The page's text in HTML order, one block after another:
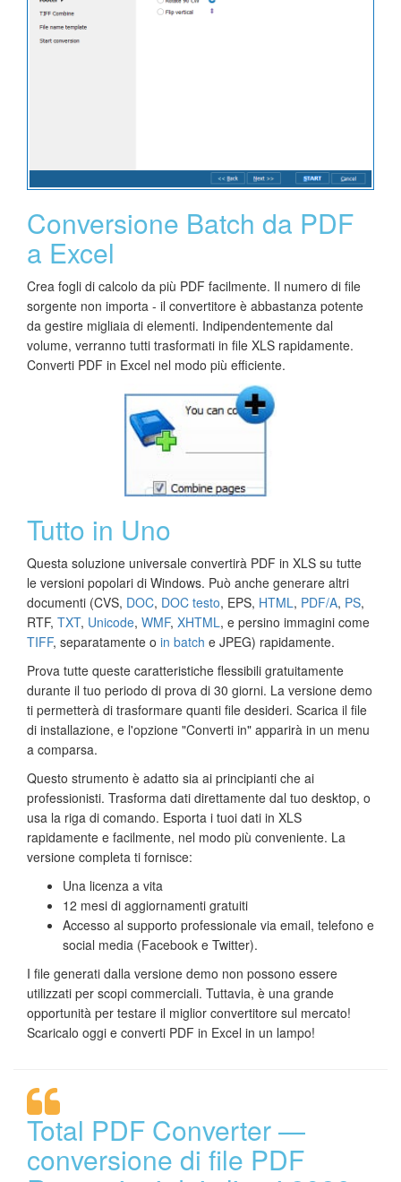
Conversione Batch da PDF
a Excel
Crea fogli di calcolo da più PDF facilmente. Il numero di file
sorgente non importa - il convertitore è abbastanza potente
da gestire migliaia di elementi. Indipendentemente dal
volume, verranno tutti trasformati in file XLS rapidamente.
Converti PDF in Excel nel modo più efficiente.
Tutto in Uno
Questa soluzione universale convertirà PDF in XLS su tutte
le versioni popolari di Windows. Può anche generare altri
documenti (CVS, DOC, DOC testo, EPS, HTML, PDF/A, PS,
RTF, TXT, Unicode, WMF, XHTML, e persino immagini come
TIFF, separatamente o in batch e JPEG) rapidamente.
Prova tutte queste caratteristiche flessibili gratuitamente
durante il tuo periodo di prova di 30 giorni. La versione demo
ti permetterà di trasformare quanti file desideri. Scarica il file
di installazione, e l'opzione "Converti in" apparirà in un menu
a comparsa.
Questo strumento è adatto sia ai principianti che ai
professionisti. Trasforma dati direttamente dal tuo desktop, o
usa la riga di comando. Esporta i tuoi dati in XLS
rapidamente e facilmente, nel modo più conveniente. La
versione completa ti fornisce:
Una licenza a vita
12 mesi di aggiornamenti gratuiti
Accesso al supporto professionale via email, telefono e
social media (Facebook e Twitter).
I file generati dalla versione demo non possono essere
utilizzati per scopi commerciali. Tuttavia, è una grande
opportunità per testare il miglior convertitore sul mercato!
Scaricalo oggi e converti PDF in Excel in un lampo!
Total PDF Converter —
conversione di file PDF